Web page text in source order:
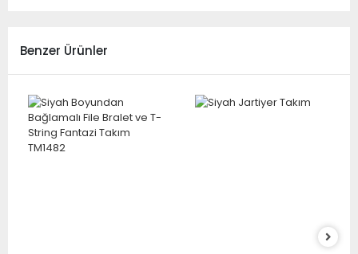
Benzer Ürünler